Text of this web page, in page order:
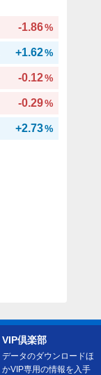
-1.86%
+1.62%
-0.12%
-0.29%
+2.73%
VIP倶楽部
データのダウンロードほ
かVIP専用の情報を入手